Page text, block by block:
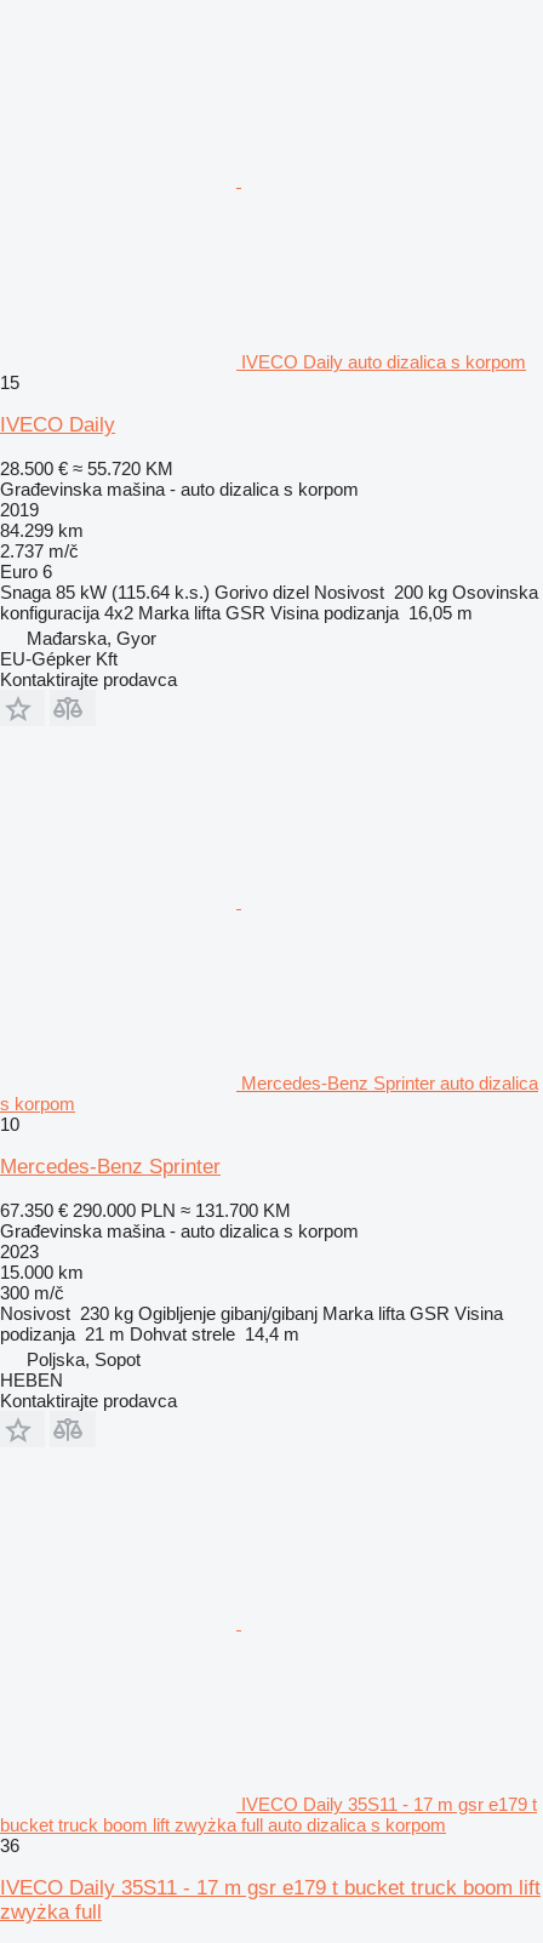
IVECO Daily auto dizalica s korpom
15
IVECO Daily
28.500 € ≈ 55.720 KM
Građevinska mašina - auto dizalica s korpom
2019
84.299 km
2.737 m/č
Euro 6
Snaga 85 kW (115.64 k.s.) Gorivo dizel Nosivost 200 kg Osovinska
konfiguracija 4x2 Marka lifta GSR Visina podizanja 16,05 m
Mađarska, Gyor
EU-Gépker Kft
Kontaktirajte prodavca
Mercedes-Benz Sprinter auto dizalica
s korpom
10
Mercedes-Benz Sprinter
67.350 € 290.000 PLN ≈ 131.700 KM
Građevinska mašina - auto dizalica s korpom
2023
15.000 km
300 m/č
Nosivost 230 kg Ogibljenje gibanj/gibanj Marka lifta GSR Visina
podizanja 21 m Dohvat strele 14,4 m
Poljska, Sopot
HEBEN
Kontaktirajte prodavca
IVECO Daily 35S11 - 17 m gsr e179 t
bucket truck boom lift zwyżka full auto dizalica s korpom
36
IVECO Daily 35S11 - 17 m gsr e179 t bucket truck boom lift
zwyżka full